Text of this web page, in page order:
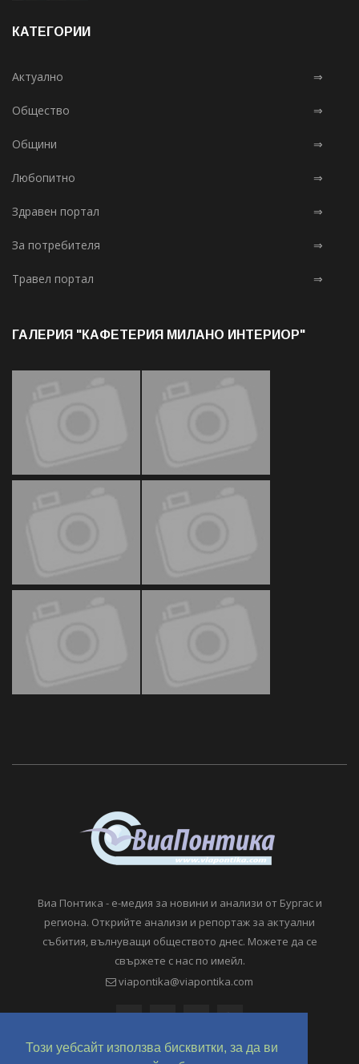
Този уебсайт използва бисквитки, за да ви
КАТЕГОРИИ
Актуално ⇒
Общество ⇒
Общини ⇒
Любопитно ⇒
Здравен портал ⇒
За потребителя ⇒
Травел портал ⇒
ГАЛЕРИЯ "КАФЕТЕРИЯ МИЛАНО ИНТЕРИОР"
Виа Понтика - е-медия за новини и анализи от Бургас и
региона. Открийте анализи и репортаж за актуални
събития, вълнуващи обществото днес. Можете да се
свържете с нас по имейл.
viapontika@viapontika.com